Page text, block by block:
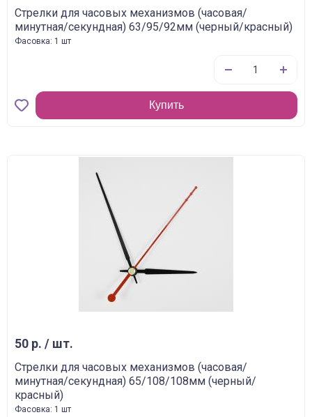
Стрелки для часовых механизмов (часовая/
минутная/секундная) 63/95/92мм (черный/красный)
Фасовка: 1 шт
Купить
50 р. / шт.
Стрелки для часовых механизмов (часовая/
минутная/секундная) 65/108/108мм (черный/
красный)
Фасовка: 1 шт